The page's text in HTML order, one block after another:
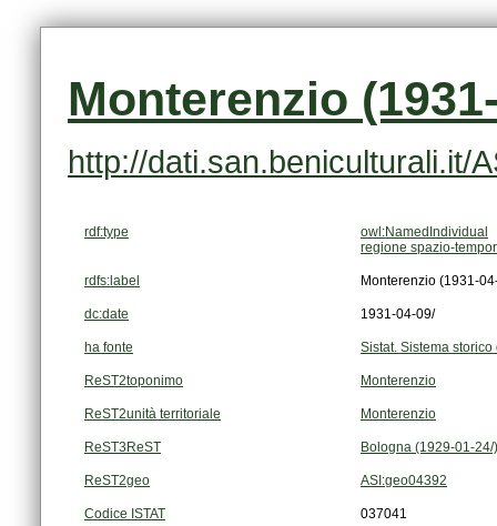
Monterenzio
http://dati.san.beniculturali.it/
rdf:type
owl:NamedIndividual
regione spazio-
rdfs:label Monterenzio (1931-
dc:date 1931-04-09/
ha fonte Sistat. Sistema
ReST2toponimo Monterenzio
ReST2unità territoriale Monterenzio
ReST3ReST Bologna (1929-01-24/)
ReST2geo ASI:geo04392
Codice ISTAT 037041